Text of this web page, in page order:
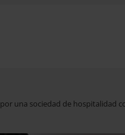
una sociedad de hospitalidad